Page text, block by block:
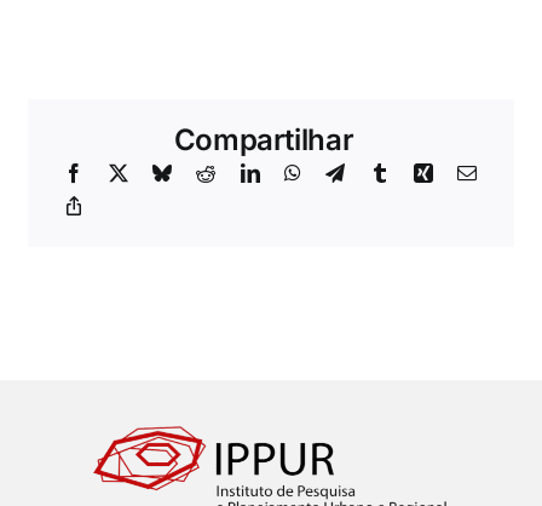
Compartilhar